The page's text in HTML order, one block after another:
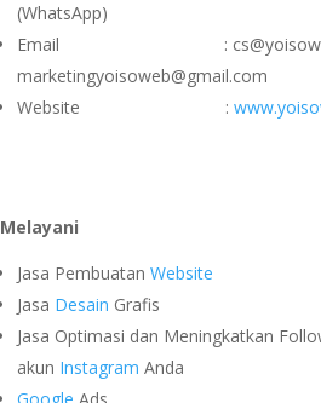
(WhatsApp)
Email :
marketingyoisoweb@gmail.com
Website :
Melayani
Jasa Pembuatan Website
Jasa Desain Grafis
Jasa Optimasi dan Meningkatkan
akun Instagram Anda